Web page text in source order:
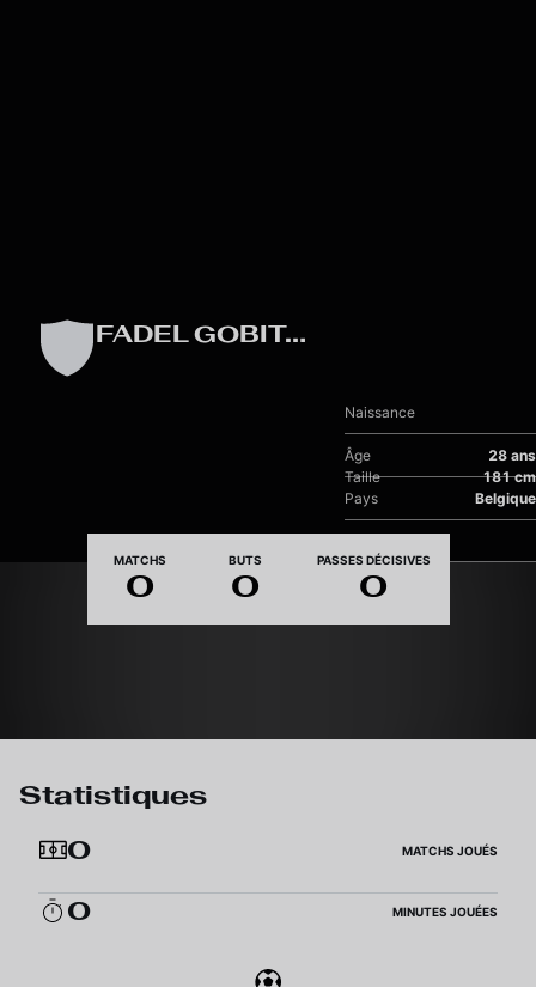
FADEL GOBITAKA
Taille 181 cm
Naissance
Âge 28 ans
Pays Belgique
MATCHS
0
BUTS
0
PASSES DÉCISIVES
0
Statistiques
0
MATCHS JOUÉS
0 MINUTES JOUÉES